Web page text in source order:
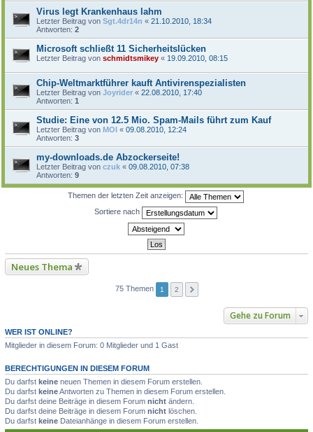
Virus legt Krankenhaus lahm
Letzter Beitrag von Sgt.4dr14n « 21.10.2010, 18:34
Antworten: 2
Microsoft schließt 11 Sicherheitslücken
Letzter Beitrag von schmidtsmikey « 19.09.2010, 08:15
Chip-Weltmarktführer kauft Antivirenspezialisten
Letzter Beitrag von Joyrider « 22.08.2010, 17:40
Antworten: 1
Studie: Eine von 12.5 Mio. Spam-Mails führt zum Kauf
Letzter Beitrag von MOI « 09.08.2010, 12:24
Antworten: 3
my-downloads.de Abzockerseite!
Letzter Beitrag von czuk « 09.08.2010, 07:38
Antworten: 9
Themen der letzten Zeit anzeigen:
Sortiere nach
Neues Thema
75 Themen 1 2
Gehe zu Forum
WER IST ONLINE?
Mitglieder in diesem Forum: 0 Mitglieder und 1 Gast
BERECHTIGUNGEN IN DIESEM FORUM
Du darfst keine neuen Themen in diesem Forum erstellen.
Du darfst keineAntworten zu Themen in diesem Forum erstellen.
Du darfst deine Beiträge in diesem Forum nicht ändern.
Du darfst deine Beiträge in diesem Forum nicht löschen.
Du darfst keine Dateianhänge in diesem Forum erstellen.